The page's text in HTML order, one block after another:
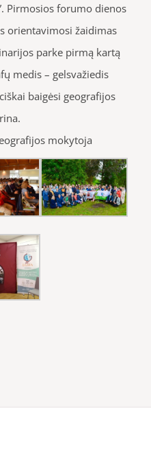
Pirmosios forumo dienos
orientavimosi žaidimas
parke pirmą kartą
medis – gelsvažiedis
baigėsi geografijos
mokytoja